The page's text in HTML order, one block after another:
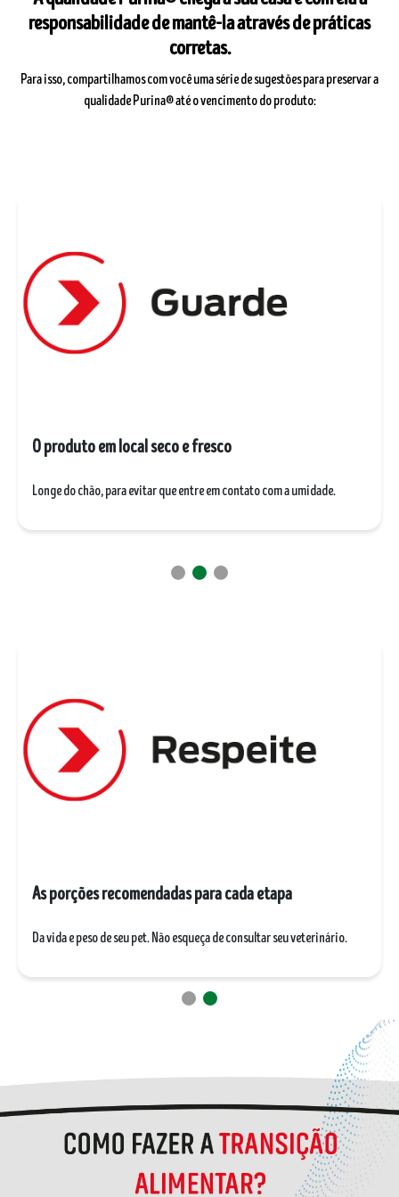
responsabilidade de mantê-la através de práticas
corretas.​
Para isso, compartilhamos com você uma série de sugestões para preservar a
qualidade Purina® até o vencimento do produto:​
Grandes aberturas, e sempre depois de servir​
Mantenha a embalagem fechada para evitar infestação durante o uso
O alimento quando ele será consumido​
Pelo pet, para evitar deixar o produto exposto por muito tempo​